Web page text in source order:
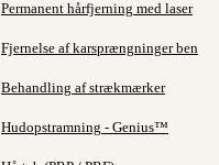
Permanent hårfjerning med laser
Fjernelse af karsprængninger ben
Behandling af strækmærker
Hudopstramning - Genius™